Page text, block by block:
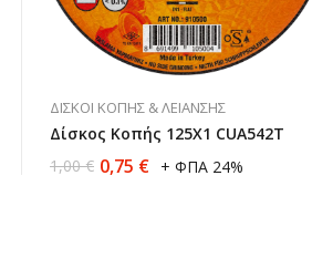
ΔΊΣΚΟΙ ΚΟΠΉΣ & ΛΕΊΑΝΣΗΣ
Δίσκος Κοπής 125X1 CUA542T
1,00€ 0,75 € + ΦΠΑ 24%